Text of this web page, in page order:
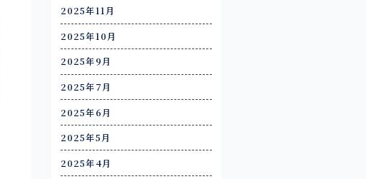
2025年11月
2025年10月
2025年9月
2025年7月
2025年6月
2025年5月
2025年4月